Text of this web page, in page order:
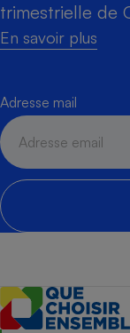
trimestrielle de
En savoir plus
Adresse mail